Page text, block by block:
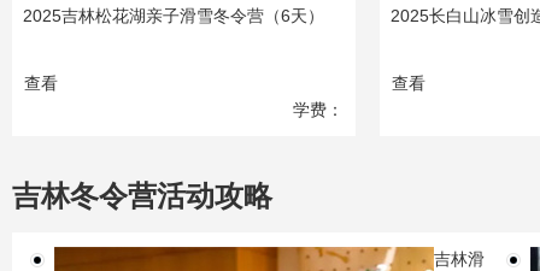
2025吉林松花湖亲子滑雪冬令营（6天）
学费：
18800
查看
2025长白山冰雪创
查看
吉林冬令营活动攻略
吉林滑